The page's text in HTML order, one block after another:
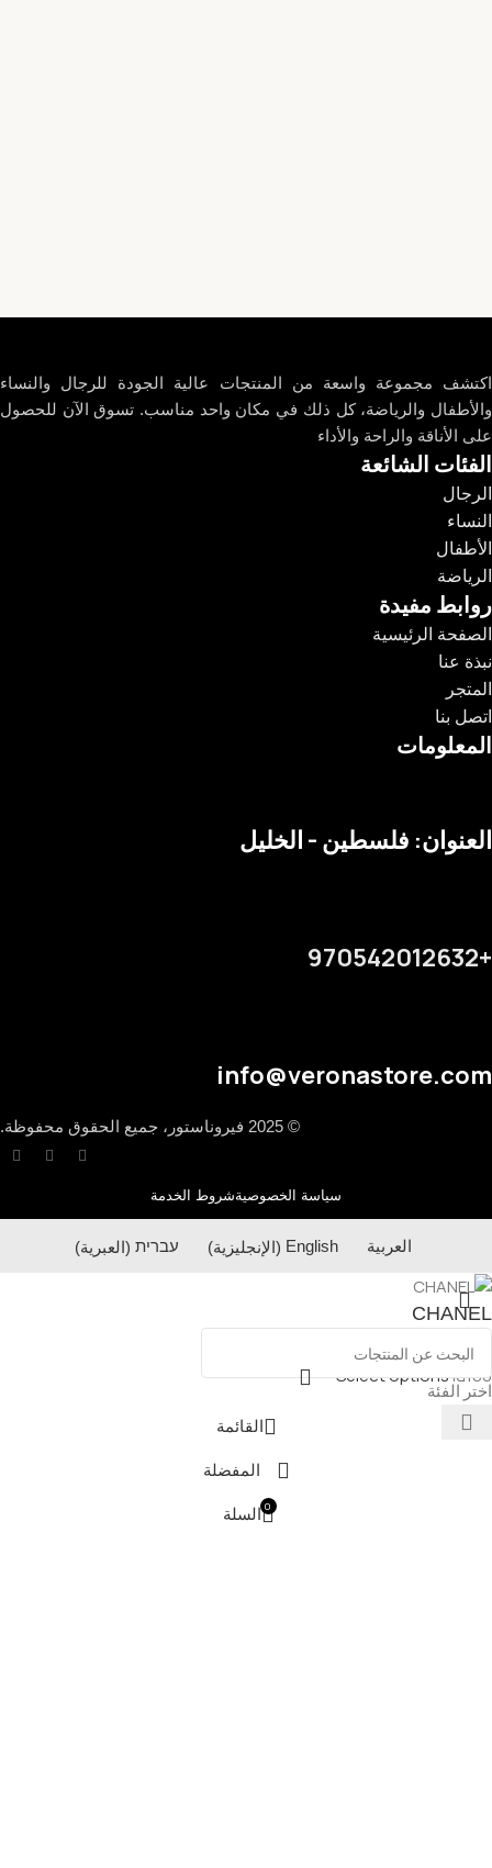
اكتشف مجموعة واسعة من المنتجات عالية الجودة للرجال والنساء
والأطفال والرياضة، كل ذلك في مكان واحد مناسب. تسوق الآن للحصول
على الأناقة والراحة والأداء
الفئات الشائعة
الرجال
النساء
الأطفال
الرياضة
روابط مفيدة
الصفحة الرئيسية
نبذة عنا
المتجر
اتصل بنا
المعلومات
العنوان: فلسطين - الخليل
+970542012632
info@veronastore.com
© 2025 فيروناستور، جميع الحقوق محفوظة.
سياسة الخصوصيةشروط الخدمة
العربية English
(الإنجليزية) עברית (العبرية)
اختر الفئة
CHANEL
₪180
Select options
القائمة
المفضلة
0 السلة